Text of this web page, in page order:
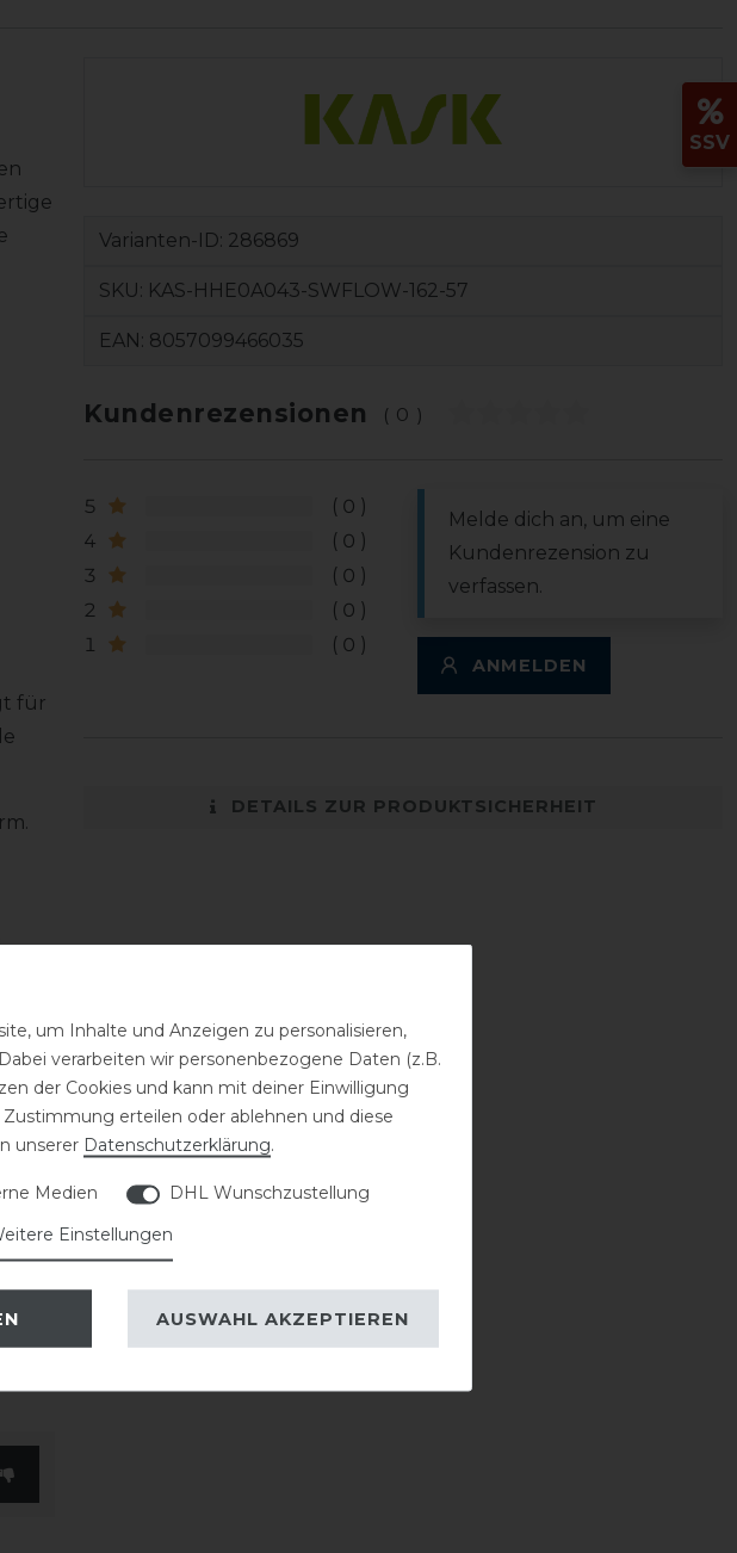
für
Varianten-ID: 286869
SKU: KAS-HHE0A043-SWFLOW-162-57
EAN: 8057099466035
Kundenrezensionen (0)
5
0
4
0
3
0
2
0
1
0
Melde dich an, um eine
Kundenrezension zu
verfassen.
ANMELDEN
DETAILS ZUR PRODUKTSICHERHEIT
SSV
um Inhalte und Anzeigen zu personalisieren,
verarbeiten wir personenbezogene Daten (z.B.
der Cookies und kann mit deiner Einwilligung
erteilen oder ablehnen und diese
unserer Daten­schutz­erklärung.
Medien
DHL Wunschzustellung
Einstellungen
AUSWAHL AKZEPTIEREN